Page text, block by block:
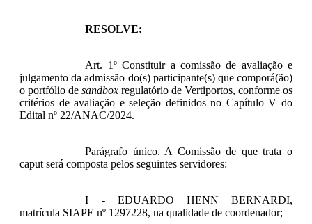
RESOLVE:
Art. 1º Constituir a comissão de avaliação e
julgamento da admissão do(s) participante(s) que comporá(ão)
o portfólio de sandbox regulatório de Vertiportos, conforme os
critérios de avaliação e seleção definidos no Capítulo V do
Edital nº 22/ANAC/2024.
Parágrafo único. A Comissão de que trata o
caput será composta pelos seguintes servidores:
I - EDUARDO HENN BERNARDI,
matrícula SIAPE nº 1297228, na qualidade de coordenador;